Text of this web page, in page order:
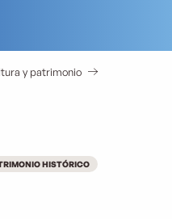
y patrimonio
HISTÓRICO